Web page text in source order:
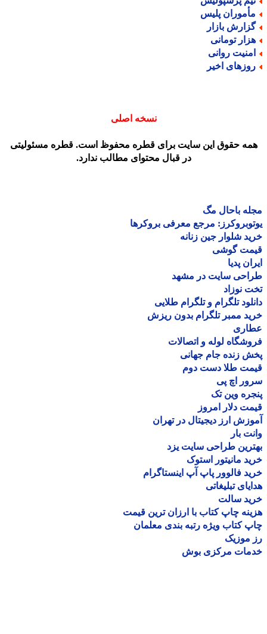
پلیس
بازار
تومانی
روانی
اخیر
نسخه اصلی
حقوق این سایت برای قطره محفوظ است. قطره مسئولیتی
در قبال محتوای مطالب ندارد.
باحال مگ
مرجع معرفی بروکرها
شلوار جین زنانه
گوشی
پدیا
سایت در مشهد
نوزاد
تلگرام و تلگرام طلایی
ممبر تلگرام بدون ریزش
لوله و اتصالات
زنده جام جهانی
طلا دست دوم
اچ پی
وین تک
دلار امروز
ارز دیجیتال در تهران
بار
طراحی سایت یزد
مانیتور استوک
فالوور پاپ آپ اینستاگرام
تبلیغاتی
سالت
چاپ کتاب با ارزان ترین قیمت
کتاب ویژه رتبه بندی معلمان
موزیک
مرکزی بوش